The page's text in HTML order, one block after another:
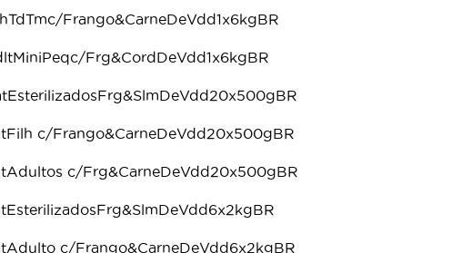
Frango&CarneDeVdd1x6kgBR
Frg&CordDeVdd1x6kgBR
c/Frango&CarneDeVdd20x500gBR
c/Frg&CarneDeVdd20x500gBR
c/Frango&CarneDeVdd6x2kgBR